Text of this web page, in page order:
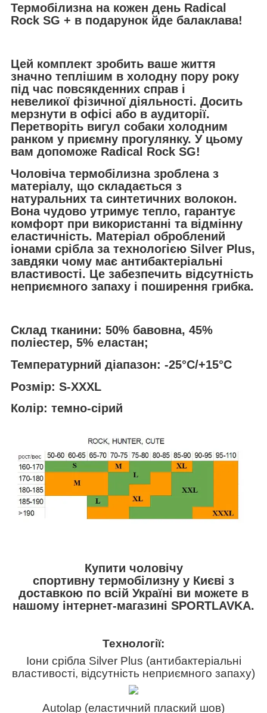
Термобілизна на кожен день Radical
Rock SG + в подарунок йде балаклава!
Цей комплект зробить ваше життя
значно теплішим в холодну пору року
під час повсякденних справ і
невеликої фізичної діяльності. Досить
мерзнути в офісі або в аудиторії.
Перетворіть вигул собаки холодним
ранком у приємну прогулянку. У цьому
вам допоможе Radical Rock SG!
Чоловіча термобілизна зроблена з
матеріалу, що складається з
натуральних та синтетичних волокон.
Вона чудово утримує тепло, гарантує
комфорт при використанні та відмінну
еластичність. Матеріал оброблений
іонами срібла за технологією Silver Plus,
завдяки чому має антибактеріальні
властивості. Це забезпечить відсутність
неприємного запаху і поширення грибка.
Склад тканини: 50% бавовна, 45%
поліестер, 5% еластан;
Температурний діапазон: -25°C/+15°C
Розмір: S-XXXL
Колір: темно-сірий
Купити чоловічу
спортивну термобілизну у Києві з
доставкою по всій Україні ви можете в
нашому інтернет-магазині SPORTLAVKA.
Технології:
Іони срібла Silver Plus (антибактеріальні
властивості, відсутність неприємного запаху)
Autolap (еластичний плаский шов)